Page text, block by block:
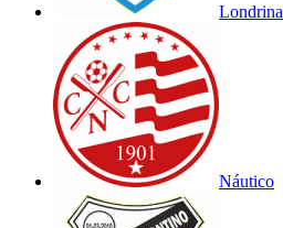
Londrina
Náutico